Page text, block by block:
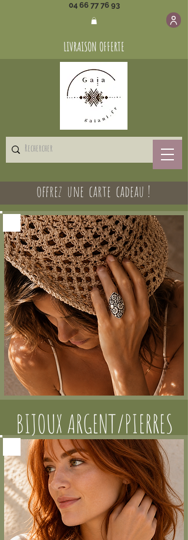
04 66 77 76 93
LIVRAISON OFFERTE
offrez une carte cadeau !
BIJOUX ARGENT/PIERRES